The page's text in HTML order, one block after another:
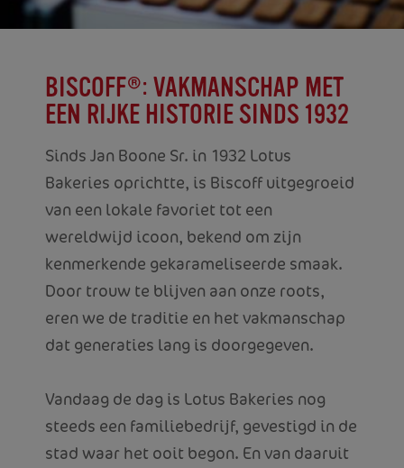
BISCOFF®: VAKMANSCHAP MET
EEN RIJKE HISTORIE SINDS 1932
Sinds Jan Boone Sr. in 1932 Lotus
Bakeries oprichtte, is Biscoff uitgegroeid
van een lokale favoriet tot een
wereldwijd icoon, bekend om zijn
kenmerkende gekarameliseerde smaak.
Door trouw te blijven aan onze roots,
eren we de traditie en het vakmanschap
dat generaties lang is doorgegeven.
Vandaag de dag is Lotus Bakeries nog
steeds een familiebedrijf, gevestigd in de
stad waar het ooit begon. En van daaruit